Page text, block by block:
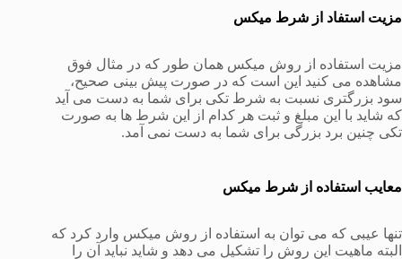
مزیت استفاد از شرط میکس
مزیت استفاده از روش میکس همان طور که در مثال فوق
مشاهده می کنید این است که در صورت پیش بینی صحیح،
سود بزرگتری نسبت به شرط تکی برای شما به دست می آید
که شاید با این مبلغ و ثبت هر کدام از این شرط ها به صورت
تکی چنین برد بزرگی برای شما به دست نمی آمد.
معایب استفاده از شرط میکس
تنها عیبی که می توان به استفاده از روش میکس وارد کرد که
البته ماهیت این روش را تشکیل می دهد و شاید نباید آن را